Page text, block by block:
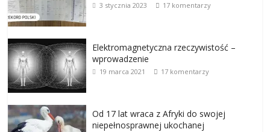
3 stycznia 2023 17 komentarzy
Elektromagnetyczna rzeczywistość –
wprowadzenie
19 marca 2021 17 komentarzy
Od 17 lat wraca z Afryki do swojej
niepełnosprawnej ukochanej